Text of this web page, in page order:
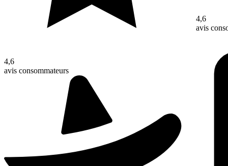
4,6
avis consommateurs
4,6
avis